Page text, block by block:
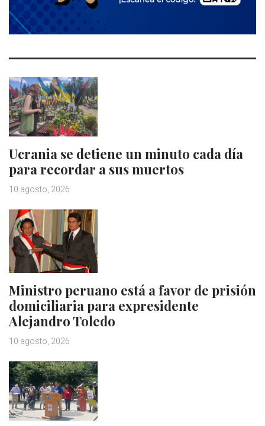
Ucrania se detiene un minuto cada día
para recordar a sus muertos
10 agosto, 2026
Ministro peruano está a favor de prisión
domiciliaria para expresidente
Alejandro Toledo
10 agosto, 2026